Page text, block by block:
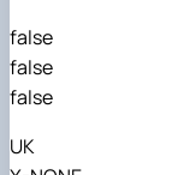
false
false
false
UK